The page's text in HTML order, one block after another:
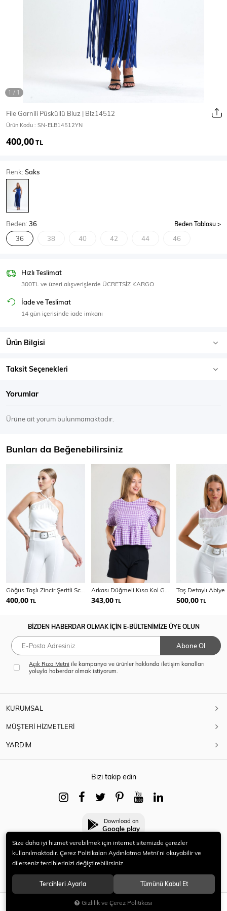
Mont & Kaban Yağmurluk
T-Shirt
Body
SPOR GİYİM
Eşofman Üstü
File Garnili Püsküllü Bluz | Blz14512
Ürün Kodu : SN-ELB14512YN
400,00TL
Renk:Saks
Beden:36 Beden Tablosu
36 38 40 42 44 46
SEPETE EKLE
Hızlı Teslimat
300TL ve üzeri alışverişlerde ÜCRETSİZ KARGO
İade ve Teslimat
14 gün içerisinde iade imkanı
Ürün Bilgisi
Taksit Seçenekleri
Yorumlar
Ürüne ait yorum bulunmamaktadır.
Bunları da Beğenebilirsiniz
400,00 TL 343,00 TL 500,00 TL
BİZDEN HABERDAR OLMAK İÇİN E-BÜLTENİMİZE ÜYE OLUN
Abone Ol
Açık Rıza Metni ile kampanya ve ürünler hakkında iletişim kanalları
yoluyla haberdar olmak istiyorum.
KURUMSAL
MÜŞTERİ HİZMETLERİ
YARDIM
Bizi takip edin
Download on
Google play
© 2021 HERYENİ. Tüm hakları saklıdır.
Size daha iyi hizmet verebilmek için internet sitemizde çerezler
kullanılmaktadır. Çerez Politikaları Aydınlatma Metni’ni okuyabilir ve
dilerseniz tercihlerinizi değiştirebilirsiniz.
Tercihleri Ayarla Tümünü Kabul Et
Gizlilik ve Çerez Politikası